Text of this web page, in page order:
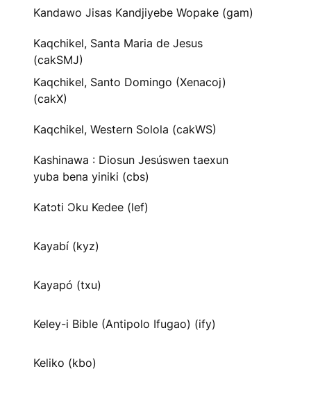
Kandawo Jisas Kandjiyebe Wopake (gam)
Kaqchikel, Santa Maria de Jesus
(cakSMJ)
Kaqchikel, Santo Domingo (Xenacoj)
(cakX)
Kaqchikel, Western Solola (cakWS)
Kashinawa : Diosun Jesúswen taexun
yuba bena yiniki (cbs)
Katɔti Ɔku Kedee (lef)
Kayabí (kyz)
Kayapó (txu)
Keley-i Bible (Antipolo Ifugao) (ify)
Keliko (kbo)